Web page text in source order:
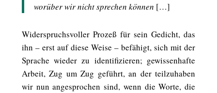
worüber wir nicht sprechen können […]
Widerspruchsvoller Prozeß für sein Gedicht, das
ihn – erst auf diese Weise – befähigt, sich mit der
Sprache wieder zu identifizieren; gewissenhafte
Arbeit, Zug um Zug geführt, an der teilzuhaben
wir nun angesprochen sind, wenn die Worte, die